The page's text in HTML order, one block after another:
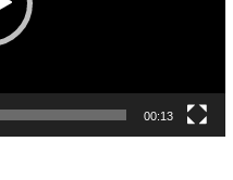
00:13